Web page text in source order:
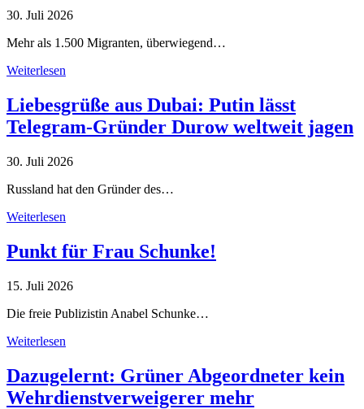
30. Juli 2026
Mehr als 1.500 Migranten, überwiegend…
Weiterlesen
Liebesgrüße aus Dubai: Putin lässt
Telegram-Gründer Durow weltweit jagen
30. Juli 2026
Russland hat den Gründer des…
Weiterlesen
Punkt für Frau Schunke!
15. Juli 2026
Die freie Publizistin Anabel Schunke…
Weiterlesen
Dazugelernt: Grüner Abgeordneter kein
Wehrdienstverweigerer mehr